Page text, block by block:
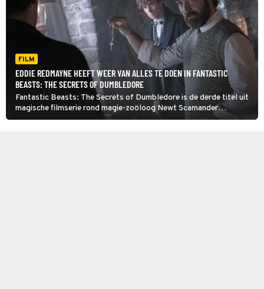
FILM
EDDIE REDMAYNE HEEFT WEER VAN ALLES TE DOEN IN FANTASTIC
BEASTS: THE SECRETS OF DUMBLEDORE
Fantastic Beasts: The Secrets of Dumbledore is de derde titel uit
magische filmserie rond magie-zoöloog Newt Scamander
(Redmayne), gebaseerd op de boeken van J.K. Rowling.